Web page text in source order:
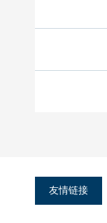
友情链接